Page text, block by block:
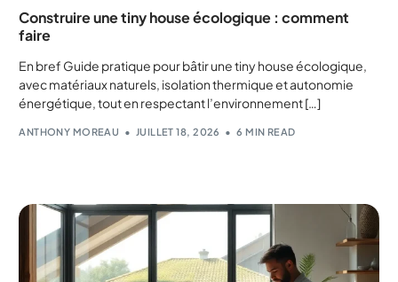
Construire une tiny house écologique : comment
faire
En bref Guide pratique pour bâtir une tiny house écologique,
avec matériaux naturels, isolation thermique et autonomie
énergétique, tout en respectant l’environnement […]
ANTHONY MOREAU JUILLET 18, 2026 6 MIN READ